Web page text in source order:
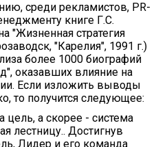
среди рекламистов, PR-
книге Г.С.
"Жизненная стратегия
"Карелия", 1991 г.)
более 1000 биографий
оказавших влияние на
Если изложить выводы
то получится следующее:
цель, а скорее - система
лестницу.. Достигнув
Лидер и его команда